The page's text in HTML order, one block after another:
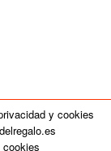
y cookies
cookies